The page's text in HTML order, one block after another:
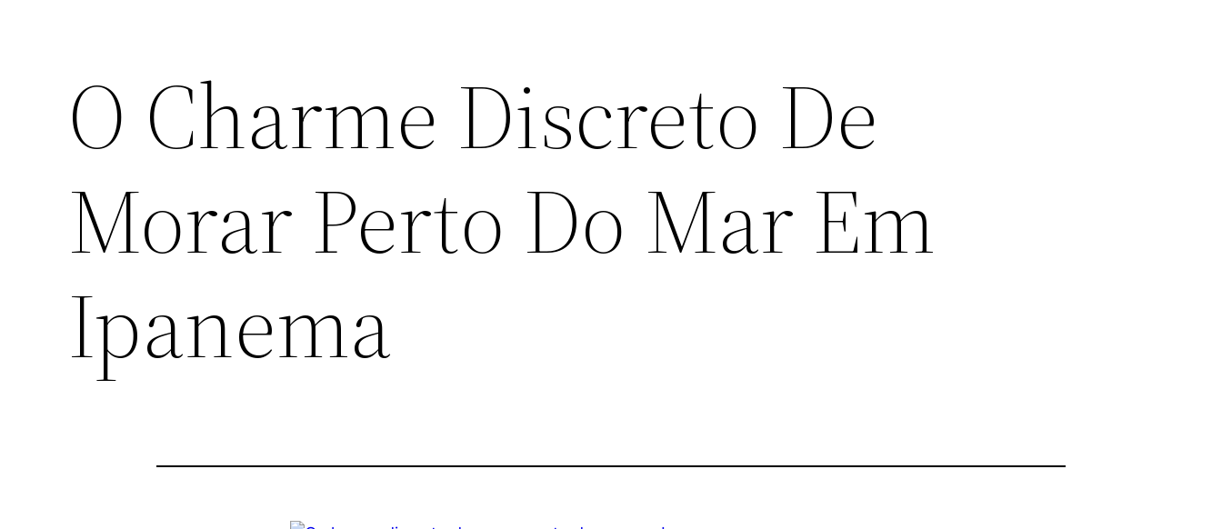
O Charme Discreto De
Morar Perto Do Mar Em
Ipanema